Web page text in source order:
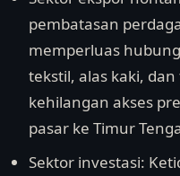
pembatasan
memperluas
tekstil, alas kaki,
kehilangan akses
pasar ke Timur
Sektor investasi: